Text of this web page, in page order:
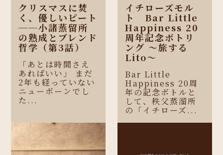
クリスマスに焚
く、優しいピート
──小諸蒸留所
の熟成とブレンド
哲学（第3話）
「あとは時間さえ
あればいい」 まだ
2年も経っていない
ニューボーンでし
た...
イチローズモル
ト Bar Little
Happiness 20
周年記念ボトリ
ング 〜旅する
Lito〜
Bar Little
Happiness 20周
年の記念ボトルと
して、秩父蒸溜所
の「イチローズ...